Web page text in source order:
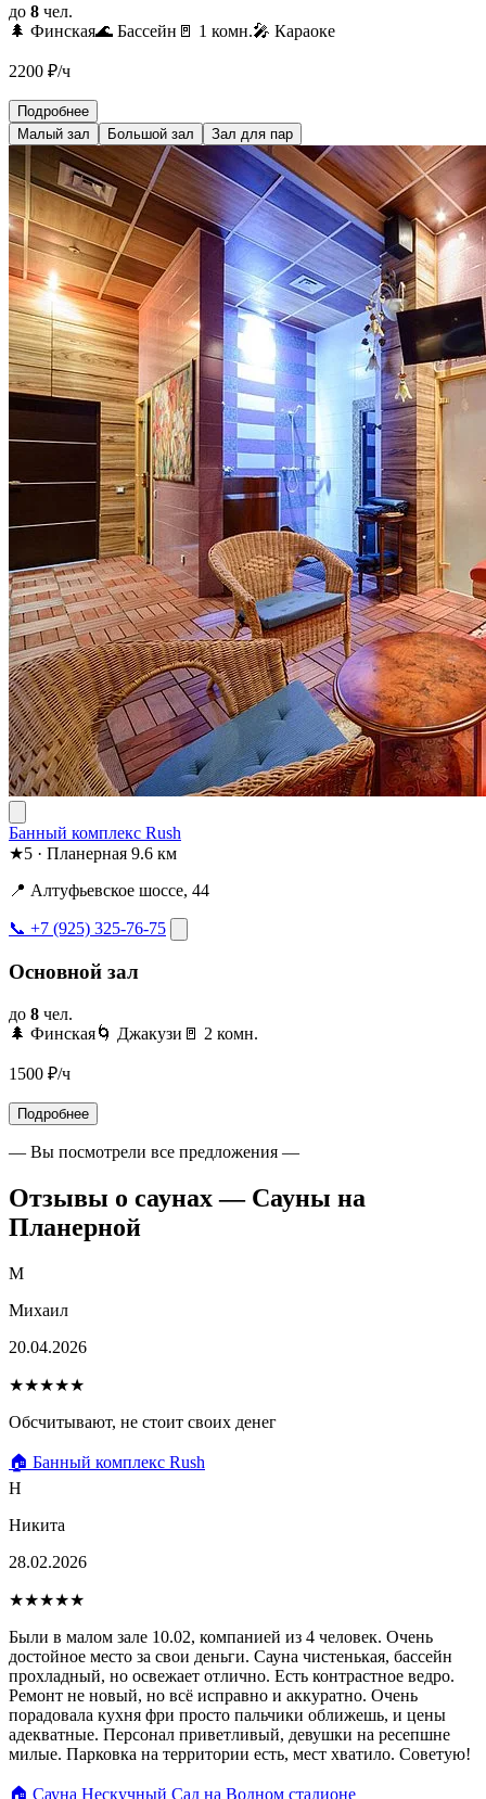
до 8 чел.
🌲 Финская🌊 Бассейн 🚪 1 комн.🎤 Караоке
2200 ₽/ч
Подробнее
Малый зал
Большой зал Зал для пар
Банный комплекс Rush
★5 · Планерная 9.6 км
📍 Алтуфьевское шоссе, 44
📞 +7 (925) 325-76-75
Основной зал
до 8 чел.
🌲 Финская🌀 Джакузи 🚪 2 комн.
1500 ₽/ч
Подробнее
— Вы посмотрели все предложения —
Отзывы о саунах — Сауны на
Планерной
М
Михаил
20.04.2026
★★★★★
Обсчитывают, не стоит своих денег
🏠 Банный комплекс Rush
Н
Никита
28.02.2026
★★★★★
Были в малом зале 10.02, компанией из 4 человек. Очень
достойное место за свои деньги. Сауна чистенькая, бассейн
прохладный, но освежает отлично. Есть контрастное ведро.
Ремонт не новый, но всё исправно и аккуратно. Очень
порадовала кухня фри просто пальчики оближешь, и цены
адекватные. Персонал приветливый, девушки на ресепшне
милые. Парковка на территории есть, мест хватило. Советую!
🏠 Сауна Нескучный Сад на Водном стадионе